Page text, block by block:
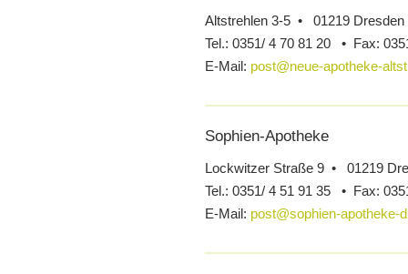
Altstrehlen 3-5 • 01219 Dresden
Tel.: 0351/ 4 70 81 20 • Fax:
E-Mail: post@neue-apotheke-
Sophien-Apotheke
Lockwitzer Straße 9 • 01219
Tel.: 0351/ 4 51 91 35 • Fax:
E-Mail: post@sophien-apotheke-